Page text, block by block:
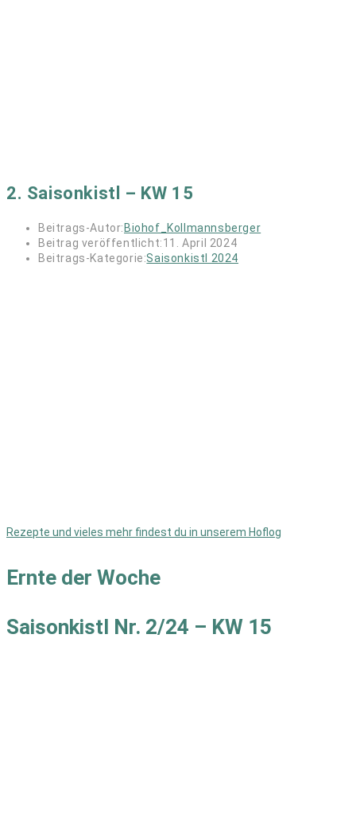
2. Saisonkistl – KW 15
Beitrags-Autor:Biohof_Kollmannsberger
Beitrag veröffentlicht:11. April 2024
Beitrags-Kategorie:Saisonkistl 2024
Rezepte und vieles mehr findest du in unserem Hoflog
Ernte der Woche
Saisonkistl Nr. 2/24 – KW 15